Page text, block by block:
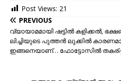
Post Views: 21
PREVIOUS
വ്യായാമമായി ഷട്ടില്‍ കളിക്കല്‍,
ലിച്ചിയുടെ പുത്തന്‍ ലുക്കില്‍
ഇങ്ങനെയാണ്… ഫോട്ടോസില്‍